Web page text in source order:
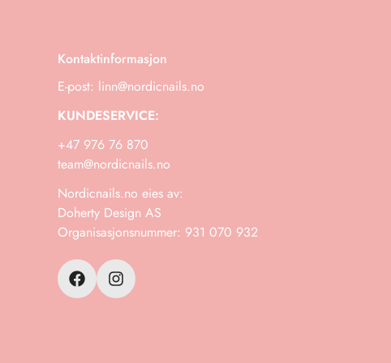
Kontaktinformasjon
E-post: linn@nordicnails.no
KUNDESERVICE:
+47 976 76 870
team@nordicnails.no
Nordicnails.no eies av:
Doherty Design AS
Organisasjonsnummer: 931 070 932